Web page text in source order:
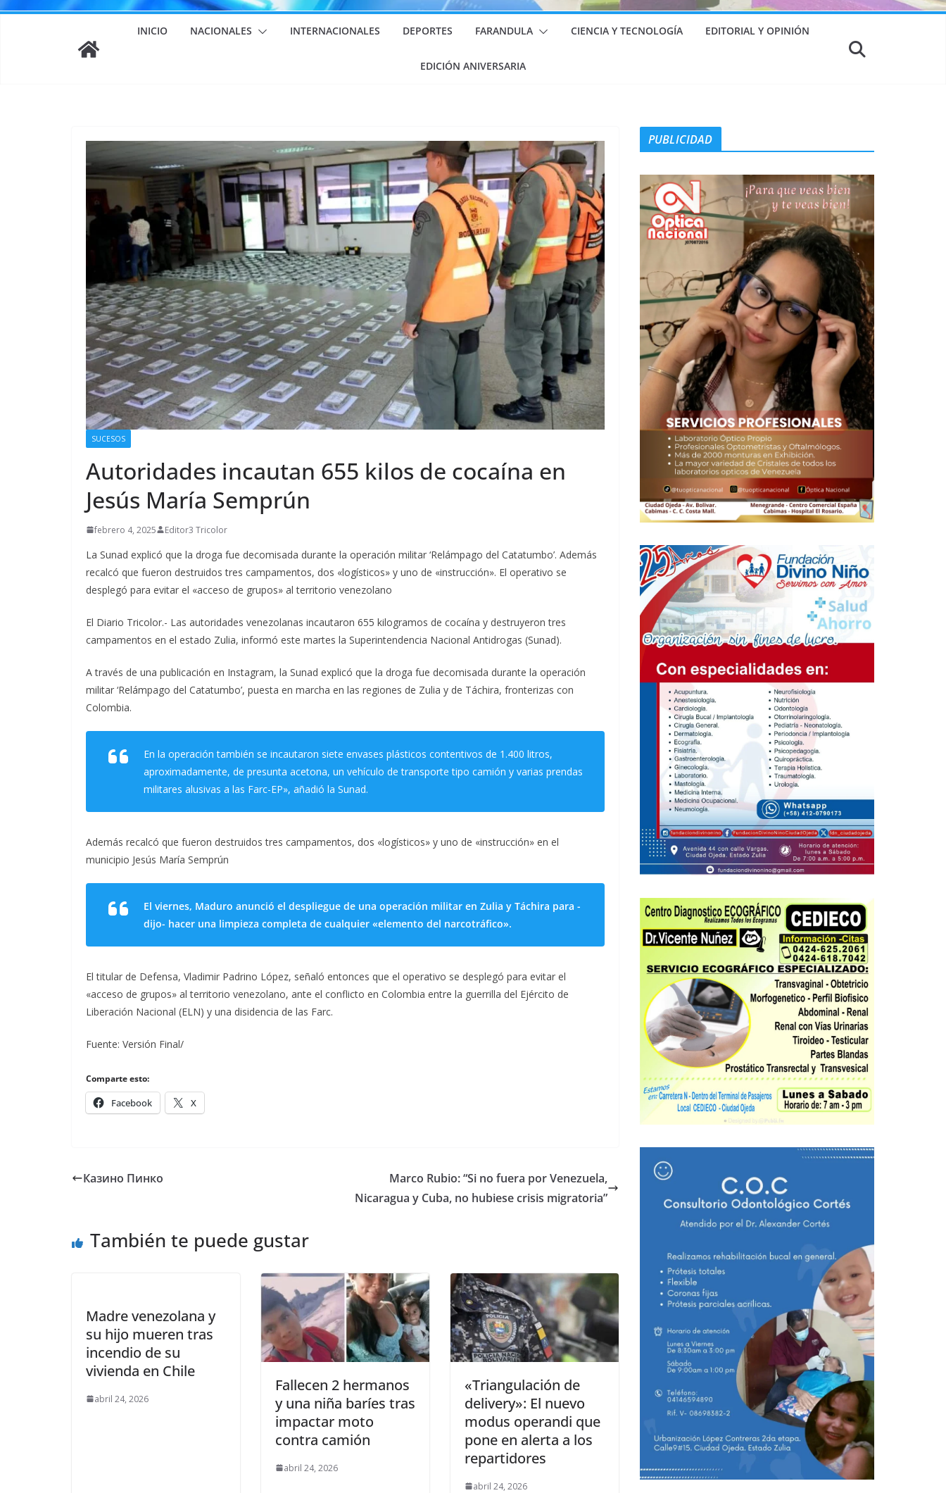
INICIO NACIONALES INTERNACIONALES DEPORTES FARANDULA CIENCIA Y TECNOLOGÍA EDITORIAL Y OPINIÓN
EDICIÓN ANIVERSARIA
SUCESOS
Autoridades incautan 655 kilos de cocaína en
Jesús María Semprún
febrero 4, 2025 Editor3 Tricolor
La Sunad explicó que la droga fue decomisada durante la operación militar ‘Relámpago del Catatumbo’. Además
recalcó que fueron destruidos tres campamentos, dos «logísticos» y uno de «instrucción». El operativo se
desplegó para evitar el «acceso de grupos» al territorio venezolano
El Diario Tricolor.- Las autoridades venezolanas incautaron 655 kilogramos de cocaína y destruyeron tres
campamentos en el estado Zulia, informó este martes la Superintendencia Nacional Antidrogas (Sunad).
A través de una publicación en Instagram, la Sunad explicó que la droga fue decomisada durante la operación
militar ‘Relámpago del Catatumbo’, puesta en marcha en las regiones de Zulia y de Táchira, fronterizas con
Colombia.
En la operación también se incautaron siete envases plásticos contentivos de 1.400 litros,
aproximadamente, de presunta acetona, un vehículo de transporte tipo camión y varias prendas
militares alusivas a las Farc-EP», añadió la Sunad.
Además recalcó que fueron destruidos tres campamentos, dos «logísticos» y uno de «instrucción» en el
municipio Jesús María Semprún
El viernes, Maduro anunció el despliegue de una operación militar en Zulia y Táchira para -
dijo- hacer una limpieza completa de cualquier «elemento del narcotráfico».
El titular de Defensa, Vladimir Padrino López, señaló entonces que el operativo se desplegó para evitar el
«acceso de grupos» al territorio venezolano, ante el conflicto en Colombia entre la guerrilla del Ejército de
Liberación Nacional (ELN) y una disidencia de las Farc.
Fuente: Versión Final/
Comparte esto:
Facebook X
Казино Пинко
Marco Rubio: “Si no fuera por Venezuela,
Nicaragua y Cuba, no hubiese crisis migratoria”
También te puede gustar
Madre venezolana y
su hijo mueren tras
incendio de su
vivienda en Chile
abril 24, 2026
Fallecen 2 hermanos
y una niña baríes tras
impactar moto
contra camión
abril 24, 2026
«Triangulación de
delivery»: El nuevo
modus operandi que
pone en alerta a los
repartidores
abril 24, 2026
PUBLICIDAD